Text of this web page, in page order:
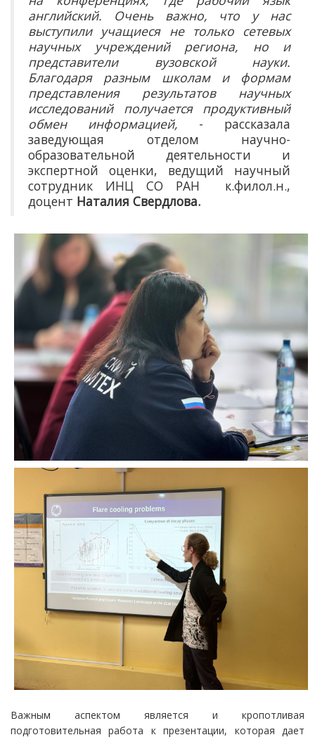
английский. Очень важно, что у нас
выступили учащиеся не только сетевых
научных учреждений региона, но и
представители вузовской науки.
Благодаря разным школам и формам
представления результатов научных
исследований получается продуктивный
обмен информацией, - рассказала
заведующая отделом научно-
образовательной деятельности и
экспертной оценки, ведущий научный
сотрудник ИНЦ СО РАН к.филол.н.,
доцент Наталия Свердлова.
Важным аспектом является и кропотливая
подготовительная работа к презентации, которая дает